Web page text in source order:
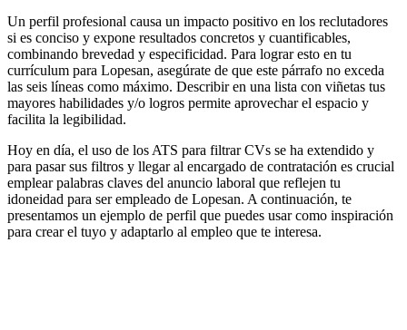
Un perfil profesional causa un impacto positivo en los reclutadores
si es conciso y expone resultados concretos y cuantificables,
combinando brevedad y especificidad. Para lograr esto en tu
currículum para Lopesan, asegúrate de que este párrafo no exceda
las seis líneas como máximo. Describir en una lista con viñetas tus
mayores habilidades y/o logros permite aprovechar el espacio y
facilita la legibilidad.
Hoy en día, el uso de los ATS para filtrar CVs se ha extendido y
para pasar sus filtros y llegar al encargado de contratación es crucial
emplear palabras claves del anuncio laboral que reflejen tu
idoneidad para ser empleado de Lopesan. A continuación, te
presentamos un ejemplo de perfil que puedes usar como inspiración
para crear el tuyo y adaptarlo al empleo que te interesa.